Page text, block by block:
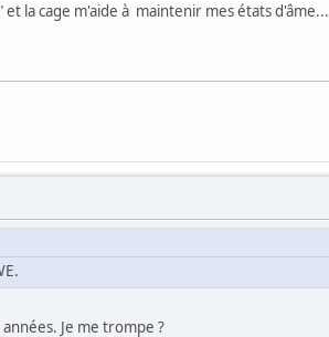
la cage m'aide à maintenir mes états d'âme...
Je me trompe ?